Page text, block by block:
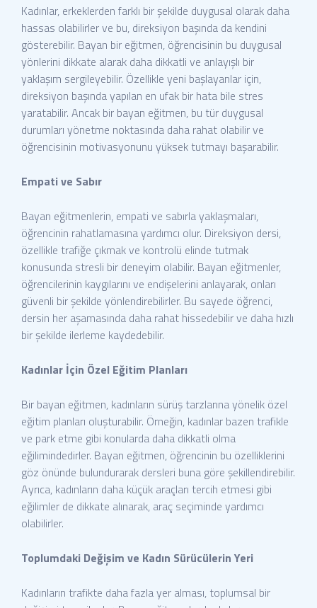
Kadınlar, erkeklerden farklı bir şekilde duygusal olarak daha
hassas olabilirler ve bu, direksiyon başında da kendini
gösterebilir. Bayan bir eğitmen, öğrencisinin bu duygusal
yönlerini dikkate alarak daha dikkatli ve anlayışlı bir
yaklaşım sergileyebilir. Özellikle yeni başlayanlar için,
direksiyon başında yapılan en ufak bir hata bile stres
yaratabilir. Ancak bir bayan eğitmen, bu tür duygusal
durumları yönetme noktasında daha rahat olabilir ve
öğrencisinin motivasyonunu yüksek tutmayı başarabilir.
Empati ve Sabır
Bayan eğitmenlerin, empati ve sabırla yaklaşmaları,
öğrencinin rahatlamasına yardımcı olur. Direksiyon dersi,
özellikle trafiğe çıkmak ve kontrolü elinde tutmak
konusunda stresli bir deneyim olabilir. Bayan eğitmenler,
öğrencilerinin kaygılarını ve endişelerini anlayarak, onları
güvenli bir şekilde yönlendirebilirler. Bu sayede öğrenci,
dersin her aşamasında daha rahat hissedebilir ve daha hızlı
bir şekilde ilerleme kaydedebilir.
Kadınlar İçin Özel Eğitim Planları
Bir bayan eğitmen, kadınların sürüş tarzlarına yönelik özel
eğitim planları oluşturabilir. Örneğin, kadınlar bazen trafikle
ve park etme gibi konularda daha dikkatli olma
eğilimindedirler. Bayan eğitmen, öğrencinin bu özelliklerini
göz önünde bulundurarak dersleri buna göre şekillendirebilir.
Ayrıca, kadınların daha küçük araçları tercih etmesi gibi
eğilimler de dikkate alınarak, araç seçiminde yardımcı
olabilirler.
Toplumdaki Değişim ve Kadın Sürücülerin Yeri
Kadınların trafikte daha fazla yer alması, toplumsal bir